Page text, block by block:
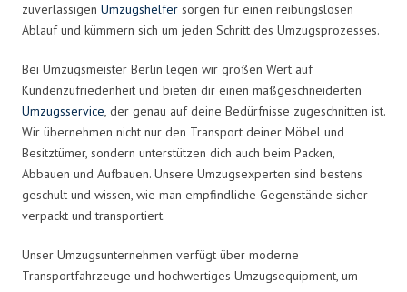
zuverlässigen Umzugshelfer sorgen für einen reibungslosen
Ablauf und kümmern sich um jeden Schritt des Umzugsprozesses.
Bei Umzugsmeister Berlin legen wir großen Wert auf
Kundenzufriedenheit und bieten dir einen maßgeschneiderten
Umzugsservice, der genau auf deine Bedürfnisse zugeschnitten ist.
Wir übernehmen nicht nur den Transport deiner Möbel und
Besitztümer, sondern unterstützen dich auch beim Packen,
Abbauen und Aufbauen. Unsere Umzugsexperten sind bestens
geschult und wissen, wie man empfindliche Gegenstände sicher
verpackt und transportiert.
Unser Umzugsunternehmen verfügt über moderne
Transportfahrzeuge und hochwertiges Umzugsequipment, um